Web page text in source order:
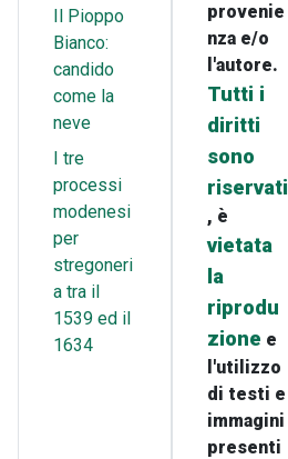
Il Pioppo
Bianco:
candido
come la
neve
I tre
processi
modenesi
per
stregoneri
a tra il
1539 ed il
1634
provenie
nza e/o
l'autore.
Tutti i
diritti
sono
riservati
, è
vietata
la
riprodu
zione e
l'utilizzo
di testi e
immagini
presenti